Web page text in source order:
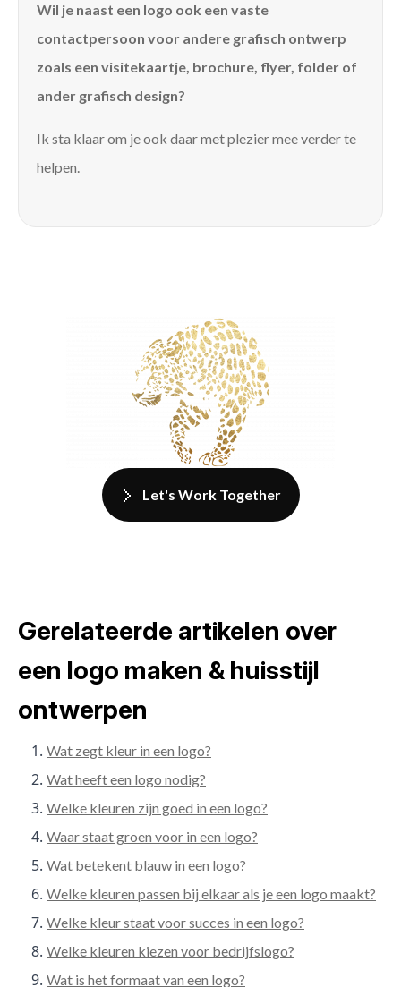
Wil je naast een logo ook een vaste
contactpersoon voor andere grafisch ontwerp
zoals een visitekaartje, brochure, flyer, folder of
ander grafisch design?
Ik sta klaar om je ook daar met plezier mee verder te
helpen.
Let's Work Together
Gerelateerde artikelen over
een logo maken & huisstijl
ontwerpen
Wat zegt kleur in een logo?
Wat heeft een logo nodig?
Welke kleuren zijn goed in een logo?
Waar staat groen voor in een logo?
Wat betekent blauw in een logo?
Welke kleuren passen bij elkaar als je een logo maakt?
Welke kleur staat voor succes in een logo?
Welke kleuren kiezen voor bedrijfslogo?
Wat is het formaat van een logo?